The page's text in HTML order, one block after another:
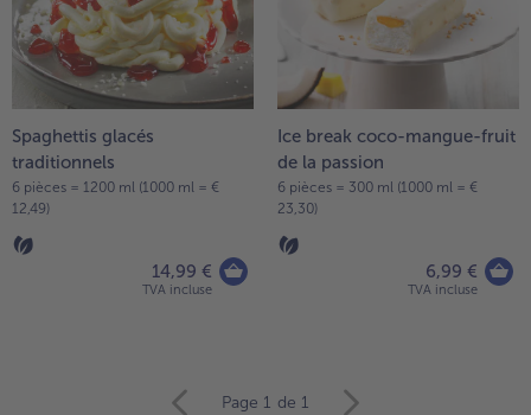
- 5 € à l’achat de 7 menus au choix
Spaghettis glacés
traditionnels
6 pièces = 1200 ml (1000 ml = €
12,49)
14,99 €
TVA incluse
Ice break coco-mangue-fruit
de la passion
6 pièces = 300 ml (1000 ml = €
23,30)
6,99 €
TVA incluse
Page 1 de 1